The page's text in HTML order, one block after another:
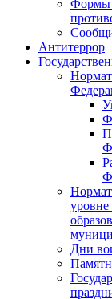
Формы
Антитеррор
Дни